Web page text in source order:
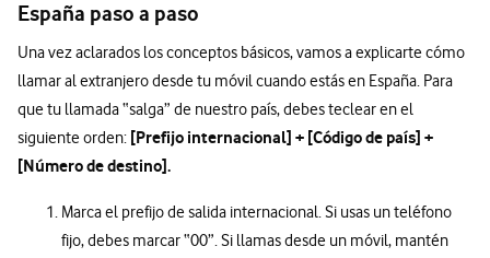
España paso a paso
Una vez aclarados los conceptos básicos, vamos a explicarte cómo
llamar al extranjero desde tu móvil cuando estás en España. Para
que tu llamada “salga” de nuestro país, debes teclear en el
siguiente orden: [Prefijo internacional] + [Código de país] +
[Número de destino].
Marca el prefijo de salida internacional. Si usas un teléfono
fijo, debes marcar “00”. Si llamas desde un móvil, mantén